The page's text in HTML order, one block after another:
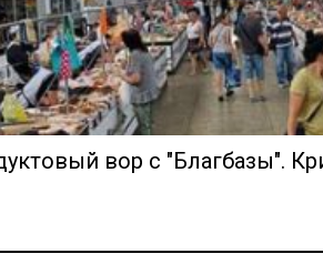
вор с "Благбазы".